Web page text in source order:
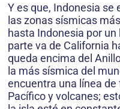
Y es que, Indonesia se
las zonas sísmicas
hasta Indonesia por
parte va de California
queda encima del
la más sísmica del
encuentra una línea
Pacífico y volcanes;